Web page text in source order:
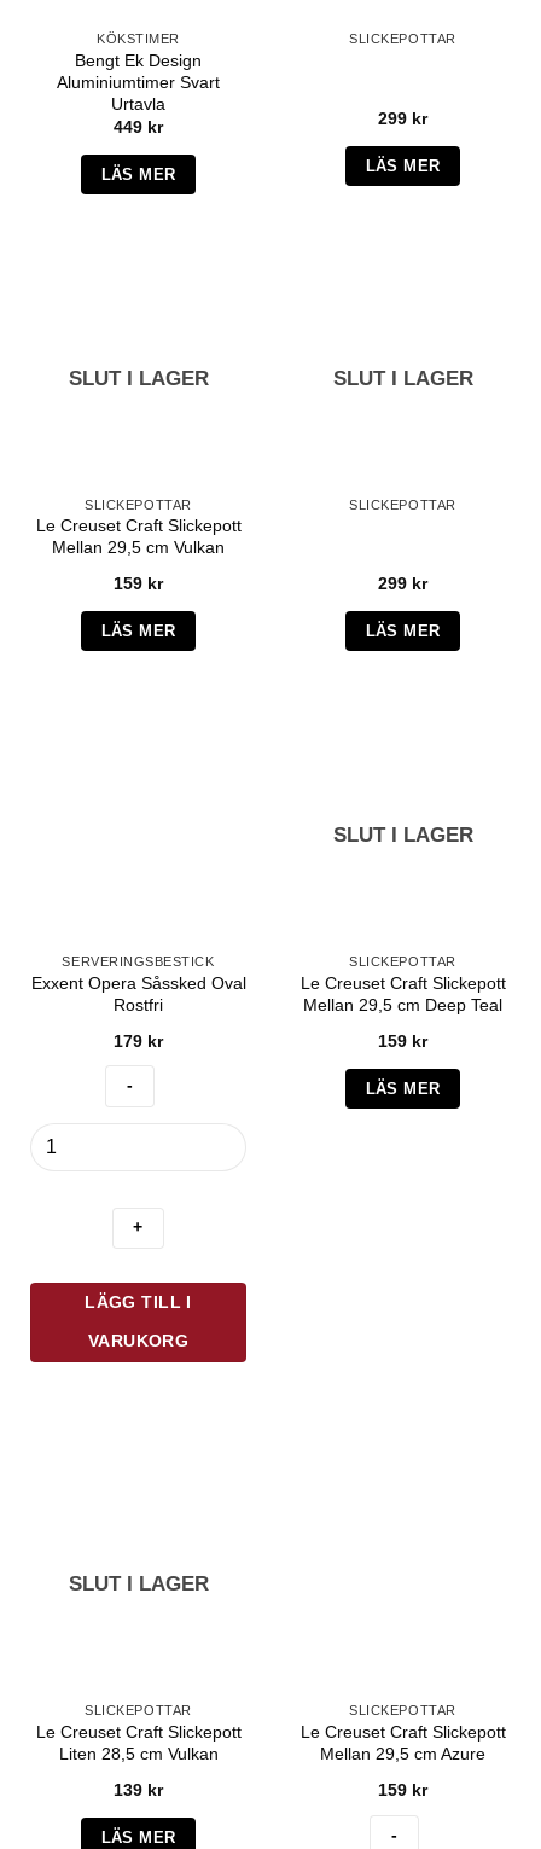
KÖKSTIMER
Bengt Ek Design
Aluminiumtimer Svart
Urtavla
449 kr
LÄS MER
SLICKEPOTTAR
299 kr
LÄS MER
SLUT I LAGER
SLICKEPOTTAR
Le Creuset Craft Slickepott
Mellan 29,5 cm Vulkan
159 kr
LÄS MER
SLUT I LAGER
SLICKEPOTTAR
299 kr
LÄS MER
SERVERINGSBESTICK
Exxent Opera Såssked Oval
Rostfri
179 kr
Opera
LÄGG TILL I
VARUKORG
SLUT I LAGER
SLICKEPOTTAR
Le Creuset Craft Slickepott
Mellan 29,5 cm Deep Teal
159 kr
LÄS MER
SLUT I LAGER
SLICKEPOTTAR
Le Creuset Craft Slickepott
Liten 28,5 cm Vulkan
139 kr
LÄS MER
SLICKEPOTTAR
Le Creuset Craft Slickepott
Mellan 29,5 cm Azure
159 kr